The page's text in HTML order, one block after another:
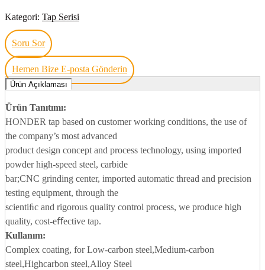
Kategori: Tap Serisi
Soru Sor
Hemen Bize E-posta Gönderin
Ürün Açıklaması
Ürün Tanıtımı:
HONDER tap based on customer working conditions, the use of
the company’s most advanced
product design concept and process technology, using imported
powder high-speed steel, carbide
bar;CNC grinding center, imported automatic thread and precision
testing equipment, through the
scientiﬁc and rigorous quality control process, we produce high
quality, cost-eﬀective tap.
Kullanım:
Complex coating, for Low-carbon steel,Medium-carbon
steel,Highcarbon steel,Alloy Steel